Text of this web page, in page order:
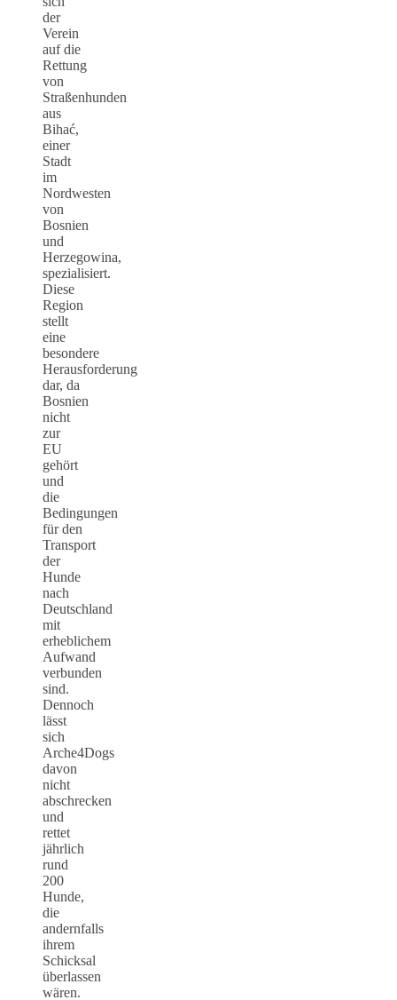
der
Verein
auf die
Rettung
von
Straßenhunden
aus
Bihać,
einer
Stadt
im
Nordwesten
von
Bosnien
und
Herzegowina,
spezialisiert.
Diese
Region
stellt
eine
besondere
Herausforderung
dar, da
Bosnien
nicht
zur
EU
gehört
und
die
Bedingungen
für den
Transport
der
Hunde
nach
Deutschland
mit
erheblichem
Aufwand
verbunden
sind.
Dennoch
lässt
sich
Arche4Dogs
davon
nicht
abschrecken
und
rettet
jährlich
rund
200
Hunde,
die
andernfalls
ihrem
Schicksal
überlassen
wären.